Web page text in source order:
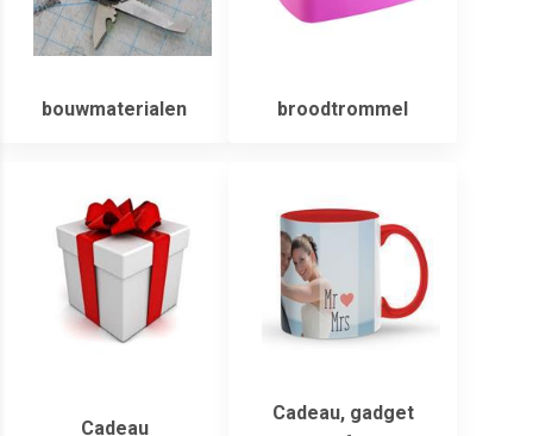
bouwmaterialen broodtrommel
Cadeau
Cadeau, gadget